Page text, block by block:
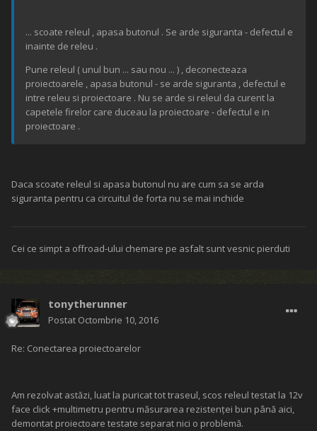
... scoate releul , apasa butonul . Se arde siguranta - defectul e
inainte de releu .
Pune releul ( unul bun ... sau nou ... ) , deconecteaza
proiectoarele , apasa butonul - se arde siguranta , defectul e
intre releu si proiectoare . Nu se arde si releul da curent la
capetele firelor care duceau la proiectoare - defectul e in
proiectoare .
Daca scoate releul si apasa butonul nu are cum sa se arda
siguranta pentru ca circuitul de forta nu se mai inchide
Cei ce simpt a offroad-ului chemare pe asfalt sunt vesnic pierduti
tonytherunner
Postat Octombrie 10, 2016
Re: Conectarea proiectoarelor
Am rezolvat astăzi, luat la puricat tot traseul, scos releul testat la 12v
face click +multimetru pentru măsurarea rezistenţei bun până aici,
demontat proiectoare testate separat nici o problemă.